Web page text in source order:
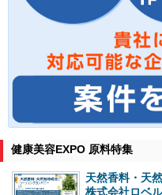
健康美容EXPO 原料特集
天然香料・天
株式会社ロベ